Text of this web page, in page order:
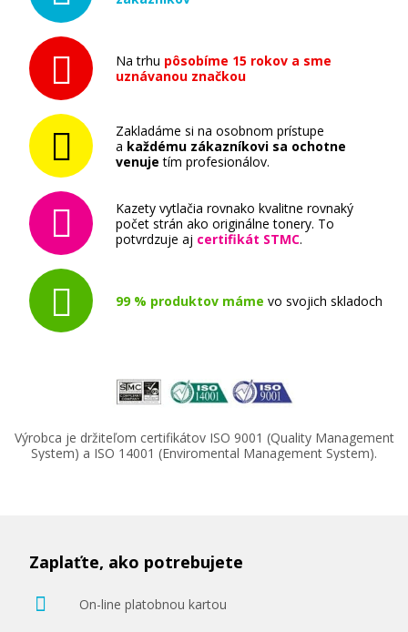
Na trhu pôsobíme 15 rokov a sme
uznávanou značkou
Zakladáme si na osobnom prístupe
a každému zákazníkovi sa ochotne
venuje tím profesionálov.
Kazety vytlačia rovnako kvalitne rovnaký
počet strán ako originálne tonery. To
potvrdzuje aj certifikát STMC.
99 % produktov máme vo svojich skladoch
Výrobca je držiteľom certifikátov ISO 9001 (Quality Management
System) a ISO 14001 (Enviromental Management System).
Zaplaťte, ako potrebujete
On-line platobnou kartou